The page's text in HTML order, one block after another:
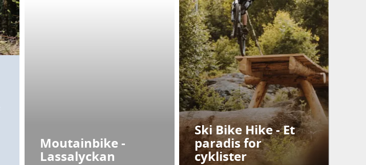
Moutainbike -
Lassalyckan
Ski Bike Hike - Et
paradis for
cyklister